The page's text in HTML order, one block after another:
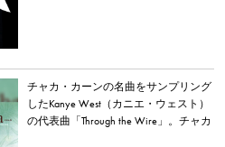
チャカ・カーンの名曲をサンプリング
したKanye West（カニエ・ウェスト）
の代表曲「Through the Wire」。チャカ